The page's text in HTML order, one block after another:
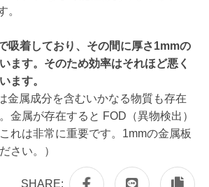
。
吸着しており、その間に厚さ1mmの
ます。そのため効率はそれほど悪く
ます。
金属成分を含むいかなる物質も存在
金属が存在すると FOD（異物検出）
れは非常に重要です。1mmの金属板
さい。）
SHARE: